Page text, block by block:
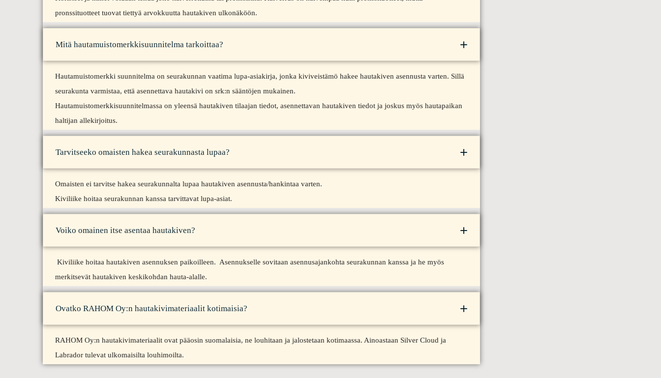
pronssituotteet tuovat tiettyä arvokkuutta hautakiven ulkonäköön.
Mitä hautamuistomerkkisuunnitelma tarkoittaa?
Hautamuistomerkki suunnitelma on seurakunnan vaatima lupa-asiakirja, jonka kiviveistämö hakee hautakiven asennusta varten. Sillä
seurakunta varmistaa, että asennettava hautakivi on srk:n sääntöjen mukainen.
Hautamuistomerkkisuunnitelmassa on yleensä hautakiven tilaajan tiedot, asennettavan hautakiven tiedot ja joskus myös hautapaikan
haltijan allekirjoitus.
Tarvitseeko omaisten hakea seurakunnasta lupaa?
Omaisten ei tarvitse hakea seurakunnalta lupaa hautakiven asennusta/hankintaa varten.
Kiviliike hoitaa seurakunnan kanssa tarvittavat lupa-asiat.
Voiko omainen itse asentaa hautakiven?
Kiviliike hoitaa hautakiven asennuksen paikoilleen. Asennukselle sovitaan asennusajankohta seurakunnan kanssa ja he myös
merkitsevät hautakiven keskikohdan hauta-alalle.
Ovatko RAHOM Oy:n hautakivimateriaalit kotimaisia?
RAHOM Oy:n hautakivimateriaalit ovat pääosin suomalaisia, ne louhitaan ja jalostetaan kotimaassa. Ainoastaan Silver Cloud ja
Labrador tulevat ulkomaisilta louhimoilta.